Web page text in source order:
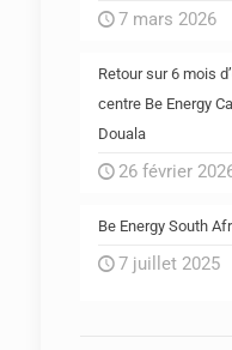
7 mars 2026
Retour sur 6 mois
centre Be Energy
Douala
26 février
Be Energy South
7 juillet 2025